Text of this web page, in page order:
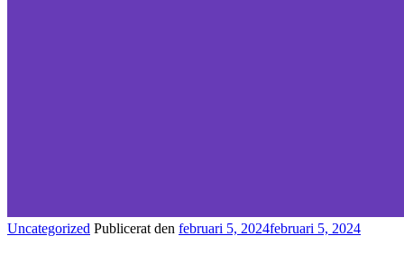
Kategorilänkar
Uncategorized Publicerat den februari 5, 2024februari 5, 2024